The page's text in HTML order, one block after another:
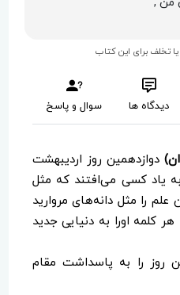
من ,
تخلف برای این کتاب
دیدگاه ها سوال و پاسخ
دوازدهمین روز اردیبهشت
یاد کسی می‌افتند که مثل
علم را مثل دانه‌های مروارید
کلمه اورا به دنیایی جدید
روز را به پاسداشت مقام